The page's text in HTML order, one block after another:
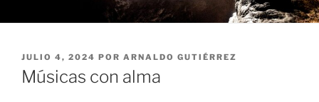
PUBLICADO
EL
JULIO 4, 2024 POR ARNALDO GUTIÉRREZ
Músicas con alma